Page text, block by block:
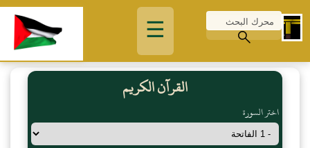
☰
القرآن الكريم
اختر السورة